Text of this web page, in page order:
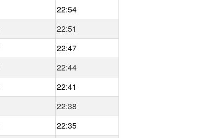
22:54
22:51
22:47
22:44
22:41
22:38
22:35